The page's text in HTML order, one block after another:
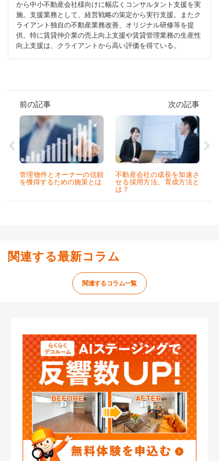
から中小不動産会社様向けに幅広くコンサルタント支援を実
施。支援業務として、経営戦略の策定から実行支援。またク
ライアント独自の不動産業務改善、オリジナル研修等を提
供。特に賃貸仲介業の売上向上支援や賃貸管理業務の生産性
向上支援は、クライアントから高い評価を得ている。
前の記事
管理物件とオーナーの信頼
を獲得するための施策とは
次の記事
不動産会社の成長を加速さ
せる採用方法、育成方法と
は？
関連する最新コラム
関連するコラム一覧